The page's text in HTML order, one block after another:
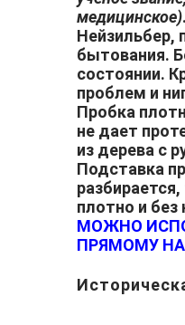
медицинское).
Нейзильбер,
бытования.
состоянии.
проблем и
Пробка
не дает
из дерева с
Подставка
плотно и без
МОЖНО
ПРЯМОМУ